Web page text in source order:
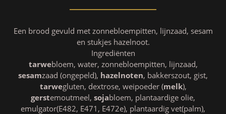
Een brood gevuld met zonnebloempitten, lijnzaad, sesam
en stukjes hazelnoot.
Ingrediënten
tarwebloem, water, zonnebloempitten, lijnzaad,
sesamzaad (ongepeld), hazelnoten, bakkerszout, gist,
tarwegluten, dextrose, weipoeder (melk),
gerstemoutmeel, sojabloem, plantaardige olie,
emulgator(E482, E471, E472e), plantaardig vet(palm),